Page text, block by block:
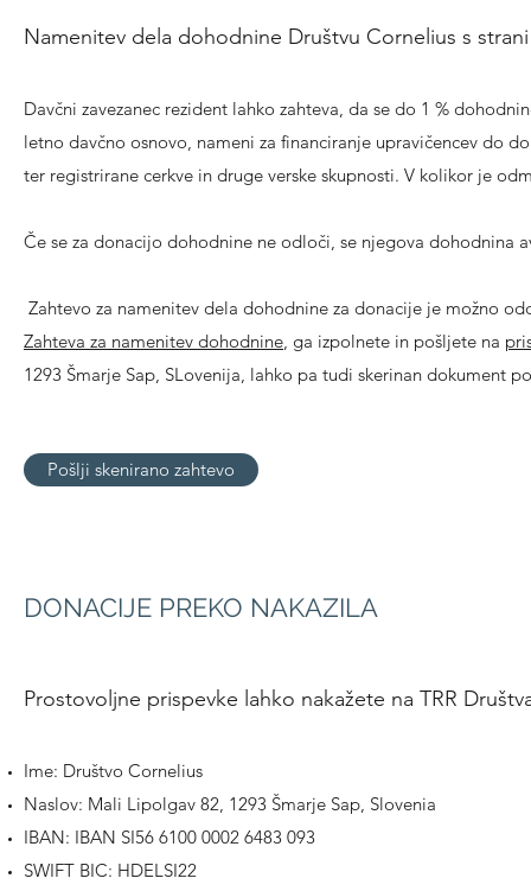
Namenitev dela dohodnine Društvu Cornelius s strani
Davčni zavezanec rezident lahko zahteva, da se do 1 %
letno davčno osnovo, nameni za financiranje upravičencev do
ter registrirane cerkve in druge verske skupnosti. V kolikor je
Če se za donacijo dohodnine ne odloči, se njegova dohodnina
Zahtevo za namenitev dela dohodnine za donacije je možno
Zahteva za namenitev dohodnine, ga izpolnete in pošljete na
1293 Šmarje Sap, SLovenija, lahko pa tudi skerinan dokument
Pošlji skenirano zahtevo
DONACIJE PREKO NAKAZILA
Prostovoljne prispevke lahko nakažete na TRR
Ime: Društvo Cornelius
Naslov: Mali Lipolgav 82, 1293 Šmarje Sap, Slovenia
IBAN: IBAN SI56 6100 0002 6483 093
SWIFT BIC: HDELSI22